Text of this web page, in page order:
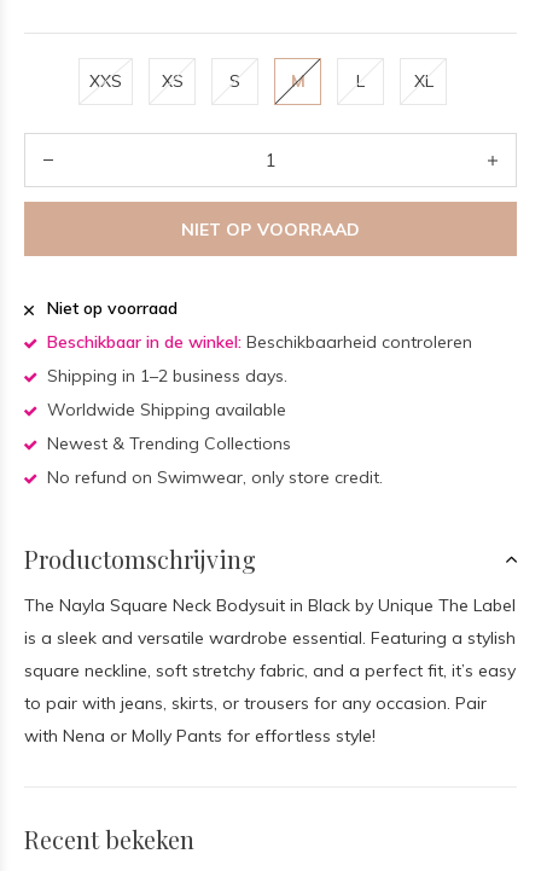
XXS XS S M L XL
NIET OP VOORRAAD
Niet op voorraad
Beschikbaar in de winkel: Beschikbaarheid controleren
Shipping in 1–2 business days.
Worldwide Shipping available
Newest & Trending Collections
No refund on Swimwear, only store credit.
Productomschrijving
The Nayla Square Neck Bodysuit in Black by Unique The Label
is a sleek and versatile wardrobe essential. Featuring a stylish
square neckline, soft stretchy fabric, and a perfect fit, it’s easy
to pair with jeans, skirts, or trousers for any occasion. Pair
with Nena or Molly Pants for effortless style!
Recent bekeken